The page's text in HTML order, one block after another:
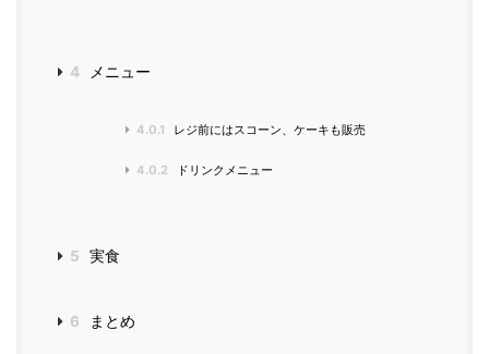
4 メニュー
4.0.1 レジ前にはスコーン、ケーキも販売
4.0.2 ドリンクメニュー
5 実食
6 まとめ